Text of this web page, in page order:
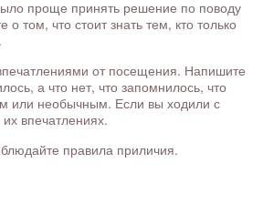
проще принять решение по поводу
том, что стоит знать тем, кто только
от посещения. Напишите
а что нет, что запомнилось, что
или необычным. Если вы ходили с
впечатлениях.
правила приличия.